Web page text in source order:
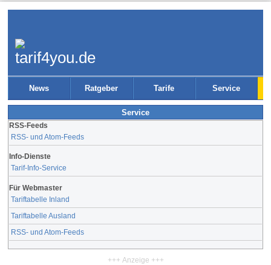
News Ratgeber Tarife Service
Service
RSS-Feeds
RSS- und Atom-Feeds
Info-Dienste
Tarif-Info-Service
Für Webmaster
Tariftabelle Inland
Tariftabelle Ausland
RSS- und Atom-Feeds
+++ Anzeige +++